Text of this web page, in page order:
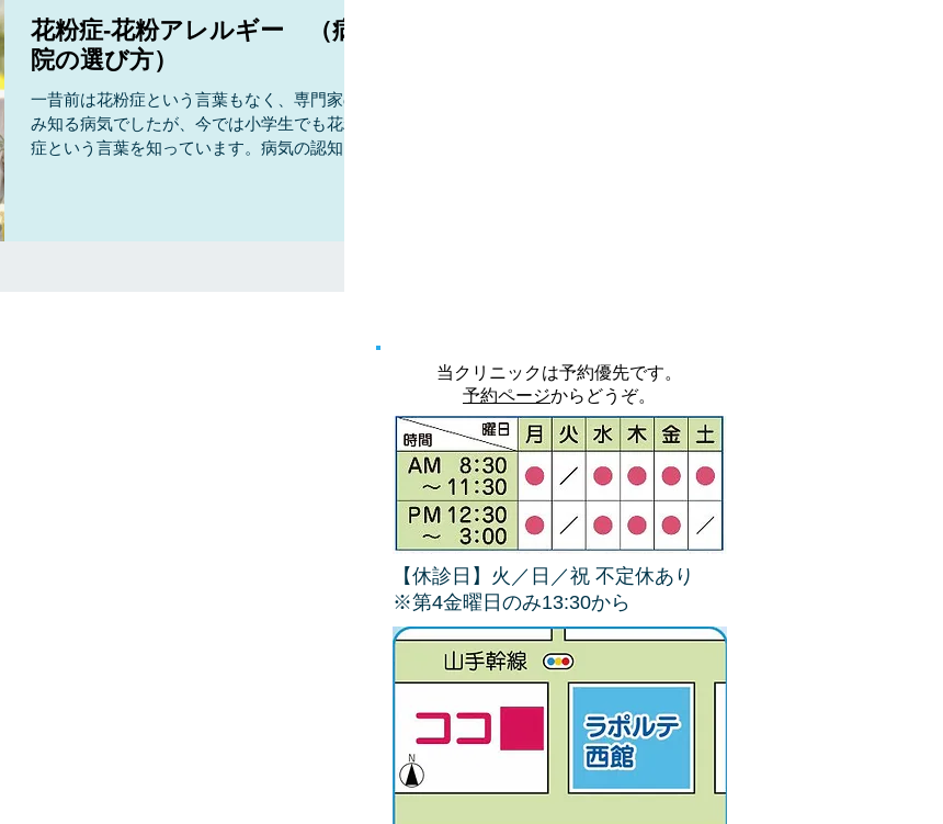
花粉症-花粉アレルギー （病
院の選び方）
一昔前は花粉症という言葉もなく、専門家の
み知る病気でしたが、今では小学生でも花粉
症という言葉を知っています。病気の認知度
当クリニックは予約優先です。
予約ページからどうぞ。
【休診日】火／日／祝 不定休あり
​※第4金曜日のみ13:30から